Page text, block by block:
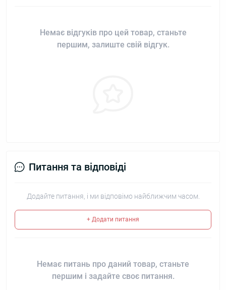
Немає відгуків про цей товар, станьте
першим, залиште свій відгук.
Питання та відповіді
Додайте питання, і ми відповімо найближчим часом.
+ Додати питання
Немає питань про даний товар, станьте
першим і задайте своє питання.